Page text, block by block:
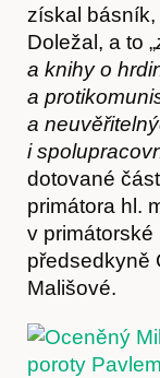
získal básník,
Doležal, a to „
a knihy o
a
a
i
dotované
primátora hl.
v
předsedkyně
Mališové.